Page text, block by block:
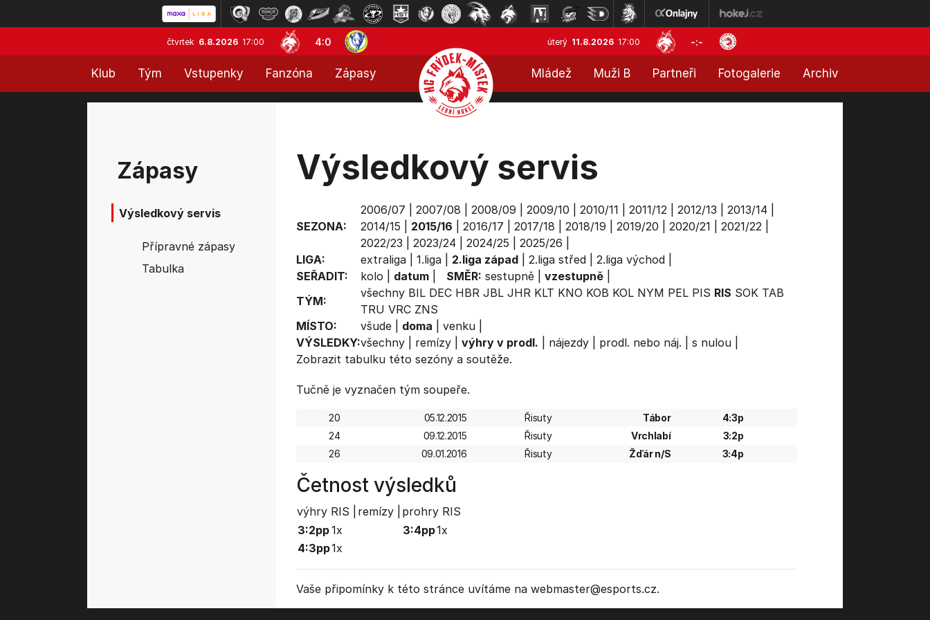
čtvrtek 6.8.2026 17:00 4:0 úterý 11.8.2026 17:00 -:-
Klub Tým Vstupenky Fanzóna Zápasy Mládež Muži B Partneři Fotogalerie Archiv
Zápasy
Výsledkový servis
Přípravné zápasy
Tabulka
Výsledkový servis
SEZONA:
2006/07 2007/08 2008/09 2009/10 2010/11 2011/12| 2012/13 2013/14
2014/15
2015/16 2016/17 2017/18 2018/19 2019/20 2020/21 2021/22|
2022/23
2023/24 2024/25 2025/26
LIGA:
extraliga| 1.liga| 2.liga západ| 2.liga střed| 2.liga východ|
SEŘADIT:
kolo datum| SMĚR: sestupně| vzestupně|
TÝM:
všechny BIL DEC HBR JBL JHR KLT KNO KOB KOL NYM PEL PIS RIS SOK TAB
TRU VRC ZNS
MÍSTO:
všude| doma venku|
VÝSLEDKY:všechny| remízy| výhry v prodl. nájezdy| prodl. nebo náj. s nulou|
Zobrazit tabulkutéto sezóny a soutěže.
Tučně je vyznačen tým soupeře.
20 05.12.2015 Řisuty Tábor
4:3p
24
09.12.2015 Řisuty Vrchlabí
3:2p
26
09.01.2016 Řisuty Žďár n/S 3:4p
Četnost výsledků
výhry RIS | remízy |
prohry RIS
3:2pp1x
4:3pp1x
3:4pp1x
Vaše připomínky k této stránce uvítáme na webmaster@esports.cz.